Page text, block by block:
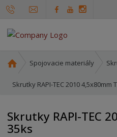
o
á
s
Spojovacie materiály
Skrutky RAPI-TEC 2010 4,5x80mm
Skrutky RAPI-TEC
35ks